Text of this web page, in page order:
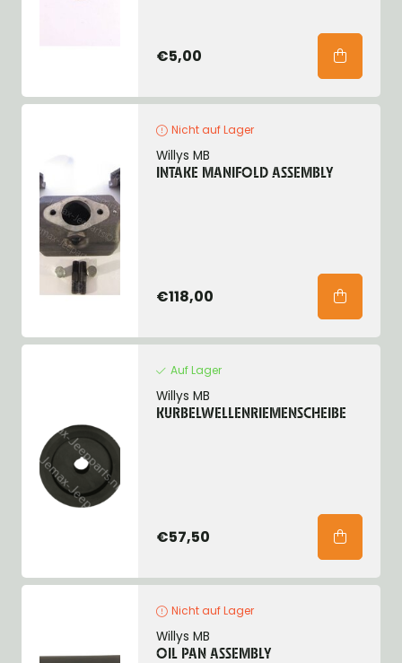
€5,00
Nicht auf Lager
Willys MB
INTAKE MANIFOLD ASSEMBLY
€118,00
Auf Lager
Willys MB
KURBELWELLENRIEMENSCHEIBE
€57,50
Nicht auf Lager
Willys MB
OIL PAN ASSEMBLY